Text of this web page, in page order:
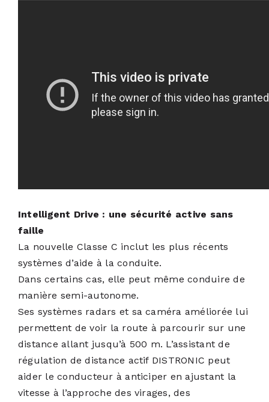
Intelligent Drive : une sécurité active sans
faille
La nouvelle Classe C inclut les plus récents
systèmes d’aide à la conduite.
Dans certains cas, elle peut même conduire de
manière semi-autonome.
Ses systèmes radars et sa caméra améliorée lui
permettent de voir la route à parcourir sur une
distance allant jusqu’à 500 m. L’assistant de
régulation de distance actif DISTRONIC peut
aider le conducteur à anticiper en ajustant la
vitesse à l’approche des virages, des